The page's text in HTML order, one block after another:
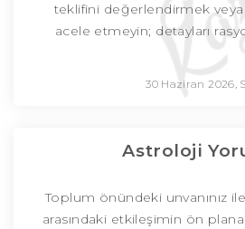
teklifini değerlendirmek
acele etmeyin; detayları
30 Haziran 2026,
Astroloji
Toplum önündeki unvanınız
arasındaki etkileşimin ön plana